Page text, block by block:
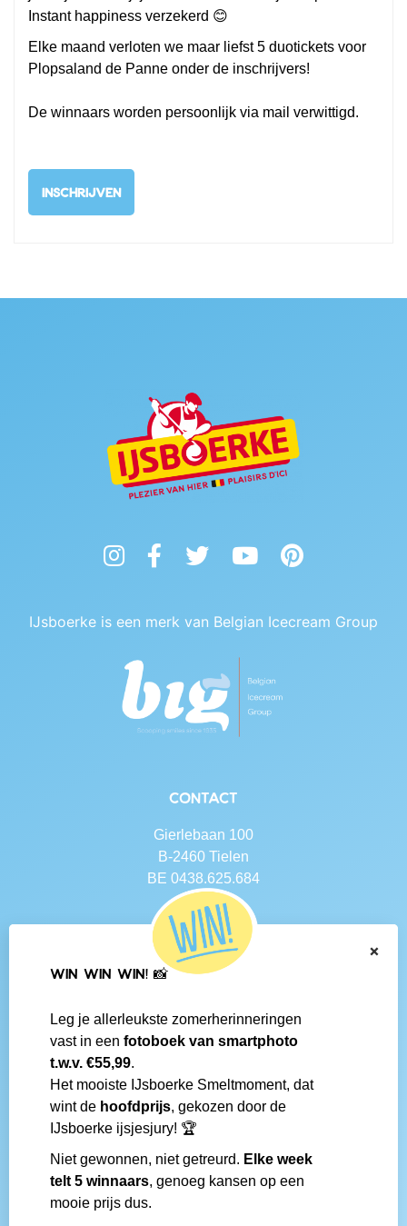
Instant happiness verzekerd 😊
Elke maand verloten we maar liefst 5 duotickets voor
Plopsaland de Panne onder de inschrijvers!
De winnaars worden persoonlijk via mail verwittigd.
INSCHRIJVEN
InstagramFacebookTwitter YouTubePinterest
IJsboerke is een merk van Belgian Icecream Group
Contact
Gierlebaan 100
B-2460 Tielen
BE 0438.625.684
Navigatie
Contact
Social media
IJsboerke-shops
Fanmail bezorgen
IJsboerke wedstrijd
Gemaakt door
×
WIN WIN WIN! 📸
Leg je allerleukste zomerherinneringen
vast in een fotoboek van smartphoto
t.w.v. €55,99.
Het mooiste IJsboerke Smeltmoment, dat
wint de hoofdprijs, gekozen door de
IJsboerke ijsjesjury! 🏆
Niet gewonnen, niet getreurd. Elke week
telt 5 winnaars, genoeg kansen op een
mooie prijs dus.